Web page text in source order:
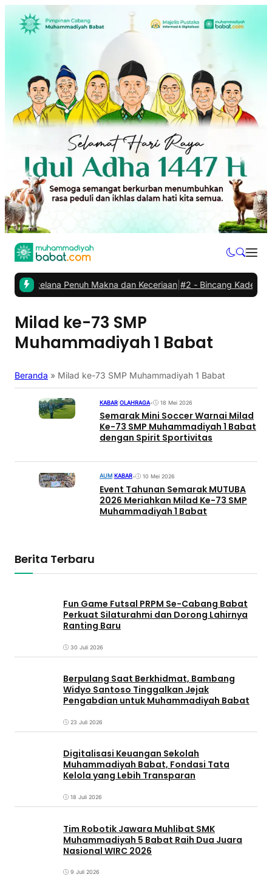
Penuh Makna dan Keceriaan|#2 - Bincang Kader PCM
Milad ke-73 SMP
Muhammadiyah 1 Babat
Beranda » Milad ke-73 SMP Muhammadiyah 1 Babat
KABAR OLAHRAGA• 18 Mei 2026
Semarak Mini Soccer Warnai Milad
Ke-73 SMP Muhammadiyah 1 Babat
dengan Spirit Sportivitas
AUM KABAR• 10 Mei 2026
Event Tahunan Semarak MUTUBA
2026 Meriahkan Milad Ke-73 SMP
Muhammadiyah 1 Babat
Berita Terbaru
Fun Game Futsal PRPM Se-Cabang Babat
Perkuat Silaturahmi dan Dorong Lahirnya
Ranting Baru
30 Juli 2026
Berpulang Saat Berkhidmat, Bambang
Widyo Santoso Tinggalkan Jejak
Pengabdian untuk Muhammadiyah Babat
23 Juli 2026
Digitalisasi Keuangan Sekolah
Muhammadiyah Babat, Fondasi Tata
Kelola yang Lebih Transparan
18 Juli 2026
Tim Robotik Jawara Muhlibat SMK
Muhammadiyah 5 Babat Raih Dua Juara
Nasional WIRC 2026
9 Juli 2026